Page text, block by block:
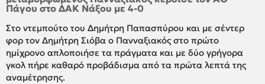
Πάγου στο ΔΑΚ Νάξου με 4-0
Στο ντεμπούτο του Δημήτρη Παπασπύρου και με σέντερ
φορ τον Δημήτρη Σιόβα ο Πανναξιακός στο πρώτο
ημίχρονο απλοποιήσε τα πράγματα και με δύο γρήγορα
γκολ πήρε καθαρό προβάδισμα από τα πρώτα λεπτά της
αναμέτρησης.